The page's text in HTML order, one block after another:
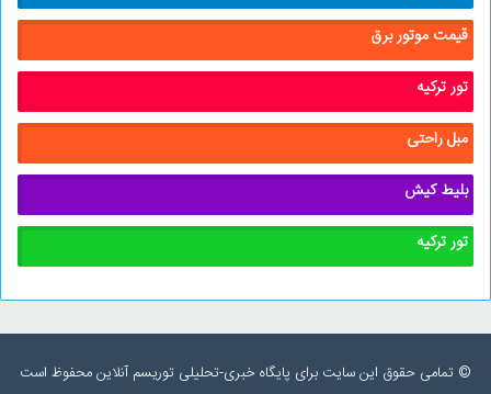
قیمت موتور برق
تور ترکیه
مبل راحتی
بلیط کیش
تور ترکیه
© تمامی حقوق این سایت برای پایگاه خبری-تحلیلی توریسم آنلاین محفوظ است